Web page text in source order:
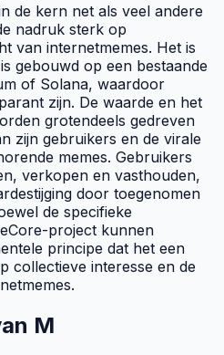
de kern net als veel andere
nadruk sterk op
van internetmemes. Het is
gebouwd op een bestaande
of Solana, waardoor
zijn. De waarde en het
grotendeels gedreven
zijn gebruikers en de virale
memes. Gebruikers
verkopen en vasthouden,
door toegenomen
de specifieke
project kunnen
principe dat het een
collectieve interesse en de
M